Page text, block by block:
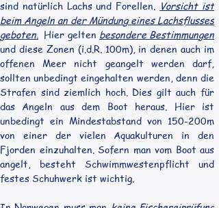
sind natürlich Lachs und Forellen. Vorsicht ist
beim Angeln an der Mündung eines Lachsflusses
geboten. Hier gelten besondere Bestimmungen
und diese Zonen (i.d.R. 100m), in denen auch im
offenen Meer nicht geangelt werden darf,
sollten unbedingt eingehalten werden, denn die
Strafen sind ziemlich hoch. Dies gilt auch für
das Angeln aus dem Boot heraus. Hier ist
unbedingt ein Mindestabstand von 150-200m
von einer der vielen Aquakulturen in den
Fjorden einzuhalten. Sofern man vom Boot aus
angelt, besteht Schwimmwestenpflicht und
festes Schuhwerk ist wichtig.